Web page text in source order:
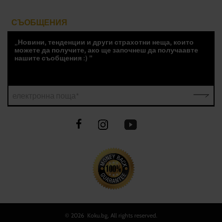
СЪОБЩЕНИЯ
„Новини, тенденции и други страхотни неща, които
можете да получите, ако ще започнеш да получаавте
нашите съобщения :) "
© 2026 Koku.bg, All rights reserved.